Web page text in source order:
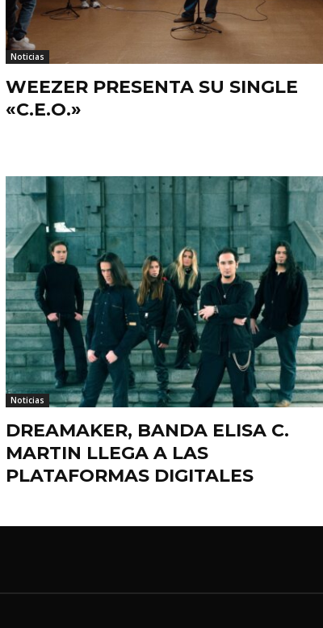
Noticias
WEEZER PRESENTA SU SINGLE
«C.E.O.»
Noticias
DREAMAKER, BANDA ELISA C.
MARTIN LLEGA A LAS
PLATAFORMAS DIGITALES